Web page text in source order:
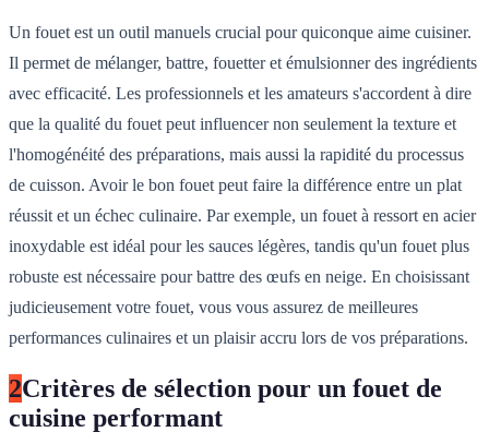
Un fouet est un outil manuels crucial pour quiconque aime cuisiner.
Il permet de mélanger, battre, fouetter et émulsionner des ingrédients
avec efficacité. Les professionnels et les amateurs s'accordent à dire
que la qualité du fouet peut influencer non seulement la texture et
l'homogénéité des préparations, mais aussi la rapidité du processus
de cuisson. Avoir le bon fouet peut faire la différence entre un plat
réussit et un échec culinaire. Par exemple, un fouet à ressort en acier
inoxydable est idéal pour les sauces légères, tandis qu'un fouet plus
robuste est nécessaire pour battre des œufs en neige. En choisissant
judicieusement votre fouet, vous vous assurez de meilleures
performances culinaires et un plaisir accru lors de vos préparations.
2Critères de sélection pour un fouet de
cuisine performant